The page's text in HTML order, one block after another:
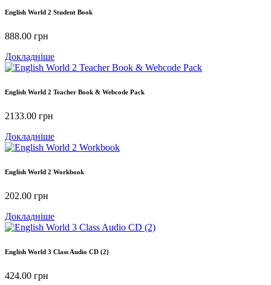
English World 2 Student Book
888.00 грн
Докладніше
English World 2 Teacher Book & Webcode Pack
2133.00 грн
Докладніше
English World 2 Workbook
202.00 грн
Докладніше
English World 3 Class Audio CD (2)
424.00 грн